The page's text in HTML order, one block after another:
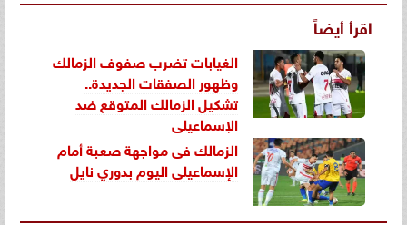
اقرأ أيضاً
الغيابات تضرب صفوف الزمالك
وظهور الصفقات الجديدة..
تشكيل الزمالك المتوقع ضد
الإسماعيلي
الزمالك فى مواجهة صعبة أمام
الإسماعيلى اليوم بدوري نايل